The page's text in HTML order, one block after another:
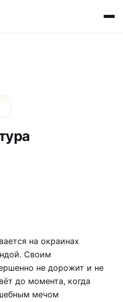
на окраинах
Своим
не дорожит и не
до момента, когда
мечом